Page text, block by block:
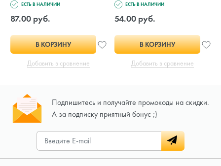
ЕСТЬ В НАЛИЧИИ
87.00 руб.
В КОРЗИНУ
Добавить в сравнение
ЕСТЬ В НАЛИЧИИ
54.00 руб.
В КОРЗИНУ
Добавить в сравнение
Подпишитесь и получайте промокоды на скидки.
А за подписку приятный бонус ;)